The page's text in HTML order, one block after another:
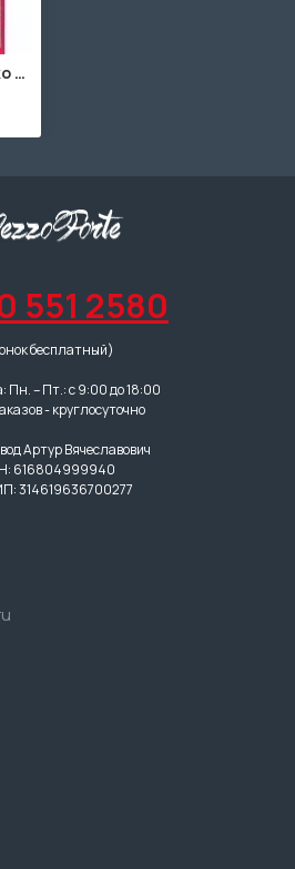
13880МИ Нечепоренко П., Мельников В. Школа игры на балалайке. Издательство "Музыка"
551 2580
бесплатный)
Пн. – Пт.: с 9:00 до 18:00
- круглосуточно
Артур Вячеславович
616804999940
314619636700277